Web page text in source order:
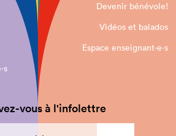
Devenir bénévole!
Vidéos et balados
Espace enseignant·e⋅s
vous à l'infolettre